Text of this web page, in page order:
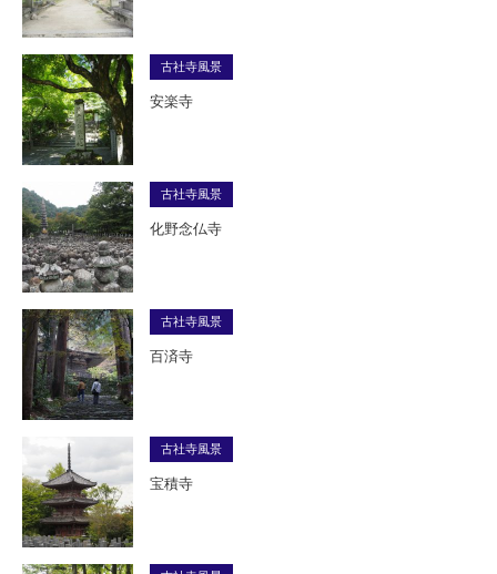
古社寺風景
安楽寺
古社寺風景
化野念仏寺
古社寺風景
百済寺
古社寺風景
宝積寺